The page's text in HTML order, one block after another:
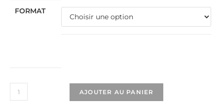
FORMAT
AJOUTER AU PANIER